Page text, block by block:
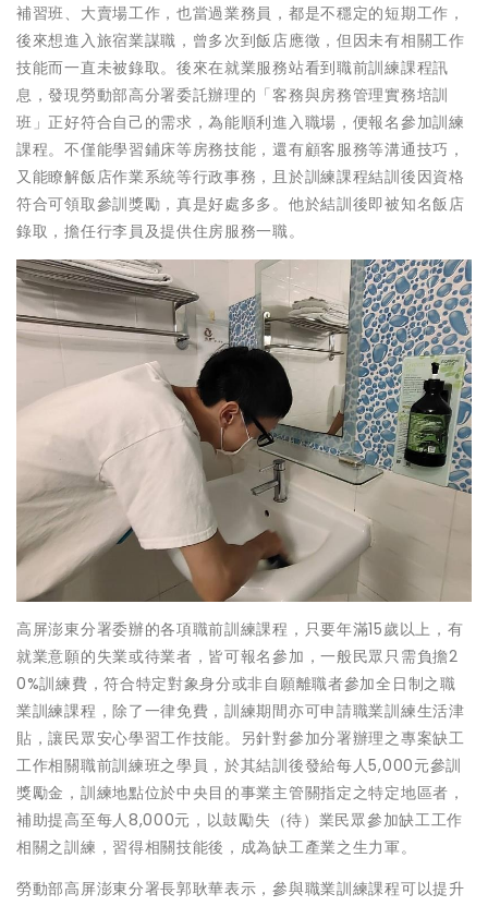
補習班、大賣場工作，也當過業務員，都是不穩定的短期工作，
後來想進入旅宿業謀職，曾多次到飯店應徵，但因未有相關工作
技能而一直未被錄取。後來在就業服務站看到職前訓練課程訊
息，發現勞動部高分署委託辦理的「客務與房務管理實務培訓
班」正好符合自己的需求，為能順利進入職場，便報名參加訓練
課程。不僅能學習鋪床等房務技能，還有顧客服務等溝通技巧，
又能瞭解飯店作業系統等行政事務，且於訓練課程結訓後因資格
符合可領取參訓獎勵，真是好處多多。他於結訓後即被知名飯店
錄取，擔任行李員及提供住房服務一職。
高屏澎東分署委辦的各項職前訓練課程，只要年滿15歲以上，有
就業意願的失業或待業者，皆可報名參加，一般民眾只需負擔2
0%訓練費，符合特定對象身分或非自願離職者參加全日制之職
業訓練課程，除了一律免費，訓練期間亦可申請職業訓練生活津
貼，讓民眾安心學習工作技能。另針對參加分署辦理之專案缺工
工作相關職前訓練班之學員，於其結訓後發給每人5,000元參訓
獎勵金，訓練地點位於中央目的事業主管關指定之特定地區者，
補助提高至每人8,000元，以鼓勵失（待）業民眾參加缺工工作
相關之訓練，習得相關技能後，成為缺工產業之生力軍。
勞動部高屏澎東分署長郭耿華表示，參與職業訓練課程可以提升